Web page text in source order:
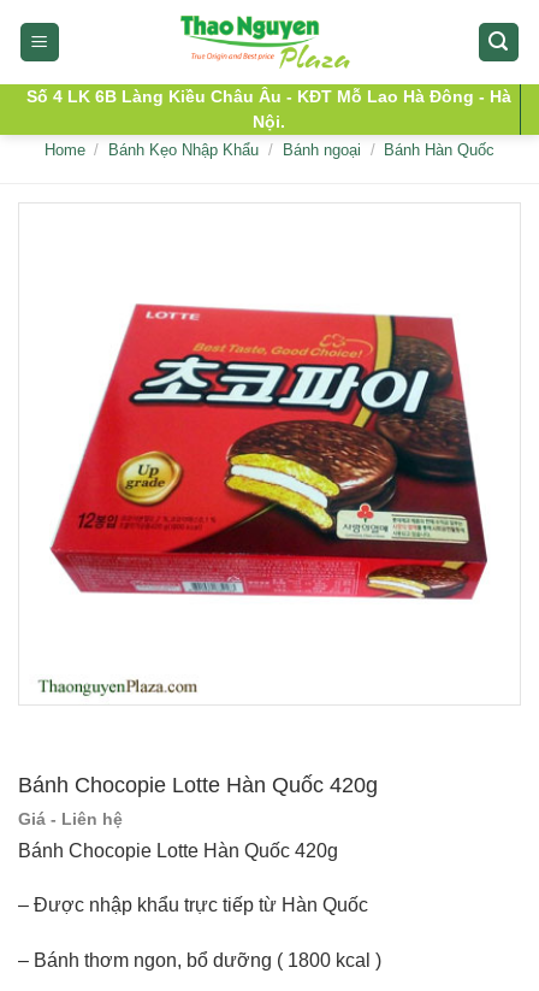
Số 4 LK 6B Làng Kiều Châu Âu - KĐT Mỗ Lao Hà Đông - Hà
Nội.
Home / Bánh Kẹo Nhập Khẩu / Bánh ngoại / Bánh Hàn Quốc
Bánh Chocopie Lotte Hàn Quốc 420g
Giá - Liên hệ
Bánh Chocopie Lotte Hàn Quốc 420g
– Được nhập khẩu trực tiếp từ Hàn Quốc
– Bánh thơm ngon, bổ dưỡng ( 1800 kcal )